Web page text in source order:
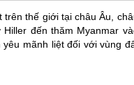
thế giới tại châu Âu,
đến thăm Myanmar
mãnh liệt đối với vùng